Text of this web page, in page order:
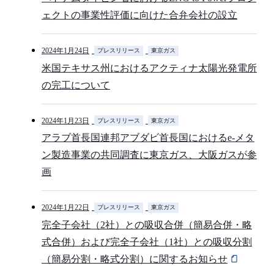
ェクトの事業性評価に向けた合弁会社の設立
2024年1月24日 プレスリリース 東京ガス
米国テキサス州におけるアクティナ太陽光発電所
の完工について
2024年1月23日 プレスリリース 東京ガス
アラブ首長国連邦アブダビ首長国におけるe-メタ
ン製造事業の共同調査に東京ガス、大阪ガスが参
画
2024年1月22日 プレスリリース 東京ガス
完全子会社（2社）との吸収合併（簡易合併・略
式合併）および完全子会社（1社）との吸収分割
（簡易分割・略式分割）に関するお知らせ